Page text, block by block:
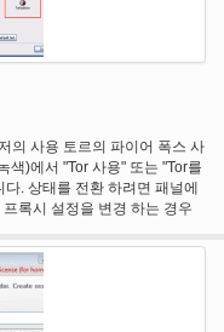
의 사용 토르의 파이어 폭스 사
색)에서 "Tor 사용" 또는 "Tor를
. 상태를 전환 하려면 패널에
록시 설정을 변경 하는 경우